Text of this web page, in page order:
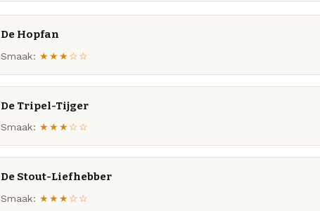
De Hopfan
Smaak: ★★★☆☆
De Tripel-Tijger
Smaak: ★★★☆☆
De Stout-Liefhebber
Smaak: ★★★☆☆